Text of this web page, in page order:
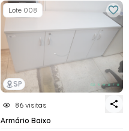
SP
Lote 008
86 visitas
Armário Baixo